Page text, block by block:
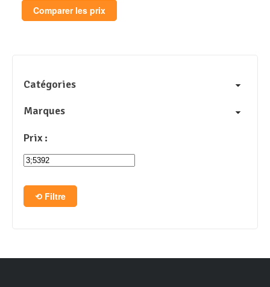
Comparer les prix
Catégories
Marques
Prix :
Filtre